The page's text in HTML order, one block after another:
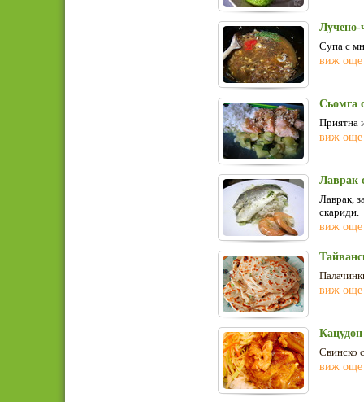
Лучено-
Супа с
виж още
Сьомга
Приятна
виж още
Лаврак
Лаврак,
скариди.
виж още
виж още
Свинско
виж още